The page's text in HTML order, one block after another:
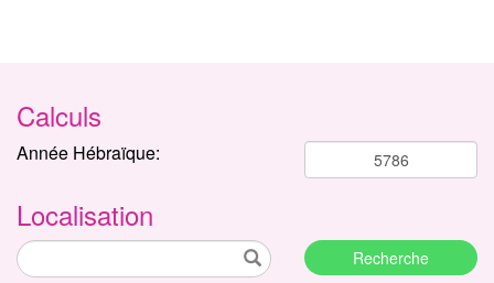
Calculs
Année Hébraïque:
Localisation
Recherche